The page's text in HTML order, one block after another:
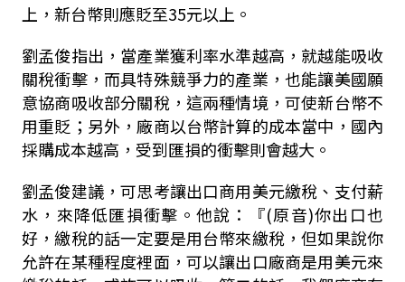
上，新台幣則應貶至35元以上。
劉孟俊指出，當產業獲利率水準越高，就越能吸收
關稅衝擊，而具特殊競爭力的產業，也能讓美國願
意協商吸收部分關稅，這兩種情境，可使新台幣不
用重貶；另外，廠商以台幣計算的成本當中，國內
採購成本越高，受到匯損的衝擊則會越大。
劉孟俊建議，可思考讓出口商用美元繳稅、支付薪
水，來降低匯損衝擊。他說：『(原音)你出口也
好，繳稅的話一定要是用台幣來繳稅，但如果說你
允許在某種程度裡面，可以讓出口廠商是用美元來